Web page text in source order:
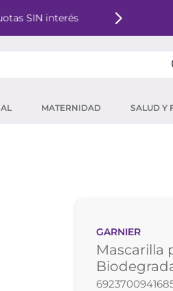
SIN interés
MATERNIDAD SALUD Y
GARNIER
Mascarilla